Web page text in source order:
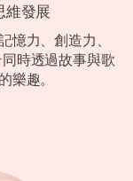
維發展
憶力、創造力、
時透過故事與歌
樂趣。